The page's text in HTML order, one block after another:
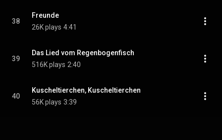
38
Freunde
26K plays 4:41
39
Das Lied vom Regenbogenfisch
516K plays 2:40
40
Kuscheltierchen, Kuscheltierchen
56K plays 3:39